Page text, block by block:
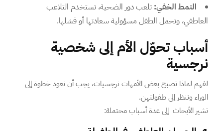
النمط الخفي: تلعب دور الضحية، تستخدم التلاعب
العاطفي، وتحمل الطفل مسؤولية سعادتها أو فشلها.
أسباب تحوّل الأم إلى شخصية
نرجسية
لفهم لماذا تصبح بعض الأمهات نرجسيات، يجب أن نعود خطوة إلى
الوراء وننظر إلى طفولتهن.
تشير الأبحاث إلى عدة أسباب محتملة: